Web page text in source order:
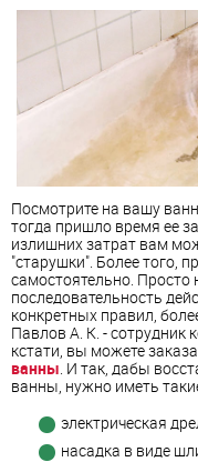
Посмотрите на вашу
тогда пришло время ее
излишних затрат вам
"старушки". Более того,
самостоятельно.
последовательность
конкретных правил,
Павлов А. К. - сотрудник
кстати, вы можете
ванны . И так, дабы
ванны, нужно иметь
электрическая
насадка в виде